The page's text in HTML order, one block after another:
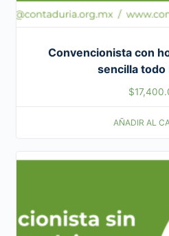
Convencionista con
sencilla todo
$
AÑADIR AL